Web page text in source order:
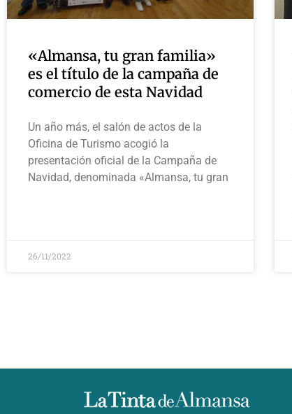
«Almansa, tu gran familia»
es el título de la campaña de
comercio de esta Navidad
Un año más, el salón de actos de la
Oficina de Turismo acogió la
presentación oficial de la Campaña de
Navidad, denominada «Almansa, tu gran
26/11/2022